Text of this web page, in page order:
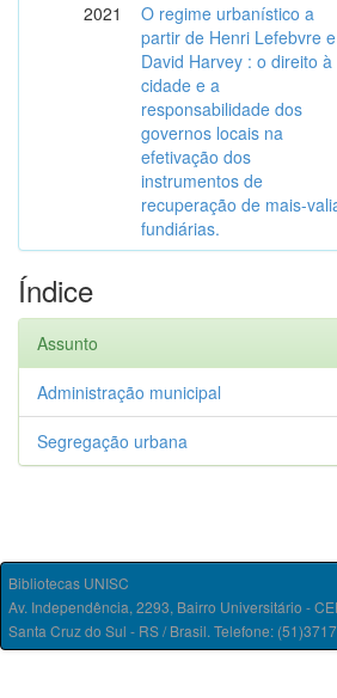
2021
O regime urbanístico a
partir de Henri Lefebvre e
David Harvey : o direito à
cidade e a
responsabilidade dos
governos locais na
efetivação dos
instrumentos de
recuperação de mais-
fundiárias.
Índice
Assunto
Administração municipal
Segregação urbana
Bibliotecas UNISC
Av. Independência, 2293, Bairro Universitário -
Santa Cruz do Sul - RS / Brasil. Telefone: